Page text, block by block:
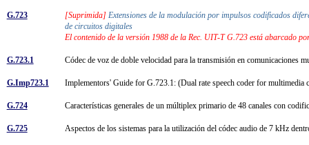
G.723 [Suprimida] Extensiones de la modulación por impulsos codificados
de circuitos digitales
El contenido de la versión 1988 de la Rec. UIT-T G.723 está abarcado
G.723.1 Códec de voz de doble velocidad para la transmisión en comunicaciones
G.Imp723.1 Implementors' Guide for G.723.1: (Dual rate speech coder for
G.724 Características generales de un múltiplex primario de 48 canales con
G.725 Aspectos de los sistemas para la utilización del códec audio de 7 kHz